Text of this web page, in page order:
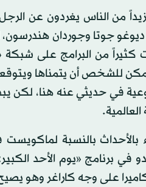
من الناس يغردون عن
جوتا وجوردان
كثيراً من البرامج على
للشخص أن يتمناها
في حديثي عنه هنا، لكن
بالأحداث بالنسبة
في برنامج «يوم الأحد
على وجه كاراغر وهو